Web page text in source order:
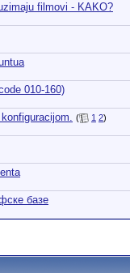
filmovi - KAKO?
010-160)
( 1 2)
базе